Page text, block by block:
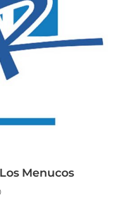
Menucos